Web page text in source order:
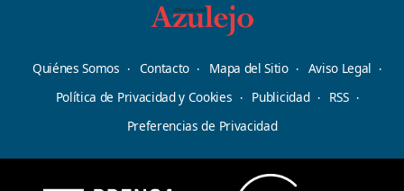
Quiénes Somos Contacto Mapa del Sitio
Aviso Legal
Política de Privacidad y Cookies
Publicidad
RSS
Preferencias de Privacidad